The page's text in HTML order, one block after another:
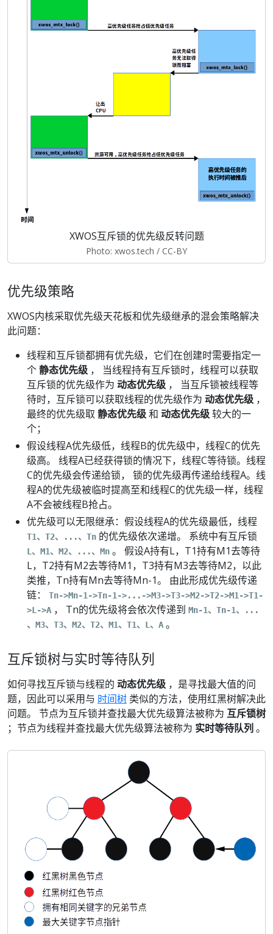
XWOS互斥锁的优先级反转问题
Photo: xwos.tech / CC-BY
优先级策略
XWOS内核采取优先级天花板和优先级继承的混会策略解决
此问题：
线程和互斥锁都拥有优先级，它们在创建时需要指定一
个静态优先级 ， 当线程持有互斥锁时，线程可以获取
互斥锁的优先级作为 动态优先级 ， 当互斥锁被线程等
待时，互斥锁可以获取线程的优先级作为 动态优先级 ，
最终的优先级取 静态优先级和 动态优先级较大的一
个；
假设线程A优先级低，线程B的优先级中，线程C的优先
级高。 线程A已经获得锁的情况下，线程C等待锁。线程
C的优先级会传递给锁， 锁的优先级再传递给线程A。线
程A的优先级被临时提高至和线程C的优先级一样，线程
A不会被线程B抢占。
优先级可以无限继承：假设线程A的优先级最低，线程
T1、T2、...、Tn 的优先级依次递增。 系统中有互斥锁
L、M1、M2、...、Mn 。 假设A持有L，T1持有M1去等待
L，T2持有M2去等待M1，T3持有M3去等待M2，以此
类推，Tn持有Mn去等待Mn-1。 由此形成优先级传递
链：
Tn->Mn-1->Tn-1->...->M3->T3->M2->T2->M1->T1-
>L->A ， Tn的优先级将会依次传递到 Mn-1、Tn-1、...
、M3、T3、M2、T2、M1、T1、L、A 。
互斥锁树与实时等待队列
如何寻找互斥锁与线程的 动态优先级 ，是寻找最大值的问
题，因此可以采用与 时间树 类似的方法，使用红黑树解决此
问题。 节点为互斥锁并查找最大优先级算法被称为 互斥锁树
；节点为线程并查找最大优先级算法被称为 实时等待队列 。